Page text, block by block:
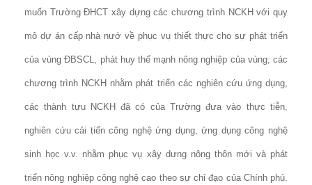
muốn Trường ĐHCT xây dựng các chương trình NCKH với quy
mô dự án cấp nhà nướ về phục vụ thiết thực cho sự phát triển
của vùng ĐBSCL, phát huy thế mạnh nông nghiệp của vùng; các
chương trình NCKH nhằm phát triển các nghiên cứu ứng dụng,
các thành tựu NCKH đã có của Trường đưa vào thực tiễn,
nghiên cứu cải tiến công nghệ ứng dụng, ứng dụng công nghệ
sinh học v.v. nhằm phục vụ xây dưng nông thôn mới và phát
triển nông nghiệp công nghệ cao theo sự chỉ đạo của Chính phủ.